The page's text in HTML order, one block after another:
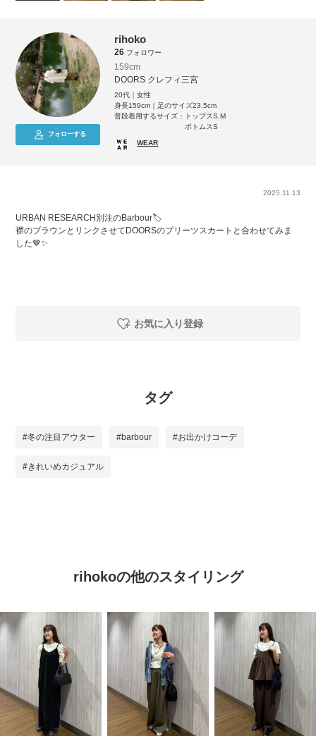
フォローする
rihoko
26 フォロワー
159cm
DOORS クレフィ三宮
20代｜女性
身長159cm｜足のサイズ23.5cm
普段着用するサイズ：
トップスS,M
ボトムスS
WEAR
2025.11.13
URBAN RESEARCH別注のBarbour🏷️
襟のブラウンとリンクさせてDOORSのプリーツスカートと合わせてみま
した🤎✨
お気に入り登録
タグ
#冬の注目アウター #barbour #お出かけコーデ
#きれいめカジュアル
rihokoの他のスタイリング